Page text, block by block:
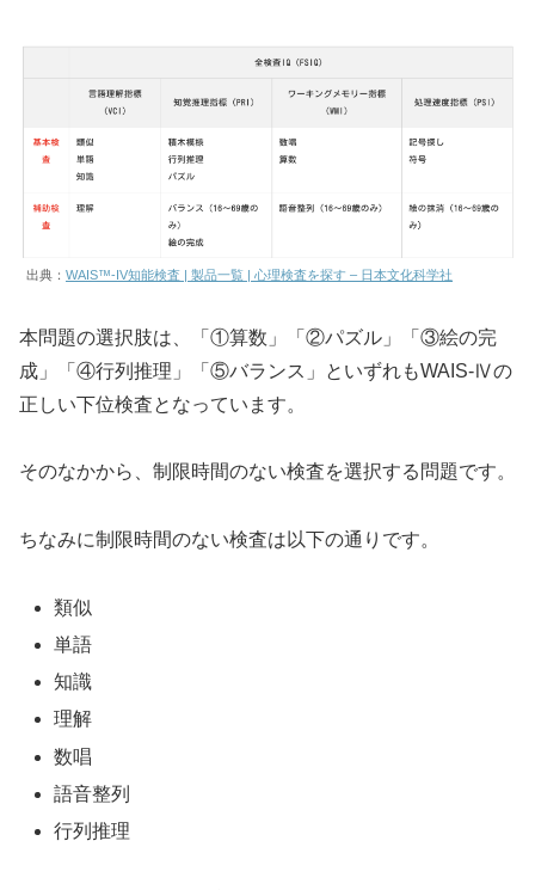
出典： WAIS™-IV知能検査 | 製品一覧 | 心理検査を探す – 日本文化科学社
本問題の選択肢は、「①算数」「②パズル」「③絵の完
成」「④行列推理」「⑤バランス」といずれもWAIS-Ⅳの
正しい下位検査となっています。
そのなかから、制限時間のない検査を選択する問題です。
ちなみに制限時間のない検査は以下の通りです。
類似
単語
知識
理解
数唱
語音整列
行列推理